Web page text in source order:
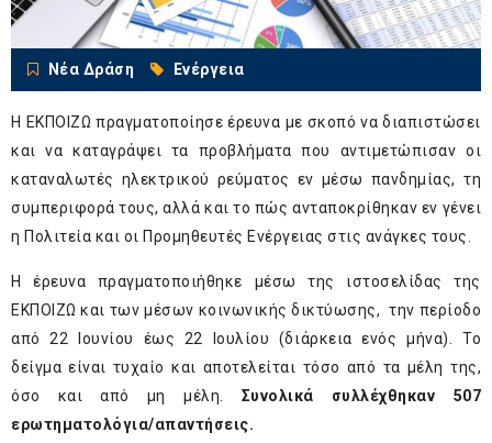
Νέα Δράση Ενέργεια
Η ΕΚΠΟΙΖΩ πραγματοποίησε έρευνα με σκοπό να διαπιστώσει
και να καταγράψει τα προβλήματα που αντιμετώπισαν οι
καταναλωτές ηλεκτρικού ρεύματος εν μέσω πανδημίας, τη
συμπεριφορά τους, αλλά και το πώς ανταποκρίθηκαν εν γένει
η Πολιτεία και οι Προμηθευτές Ενέργειας στις ανάγκες τους.
Η έρευνα πραγματοποιήθηκε μέσω της ιστοσελίδας της
ΕΚΠΟΙΖΩ και των μέσων κοινωνικής δικτύωσης, την περίοδο
από 22 Ιουνίου έως 22 Ιουλίου (διάρκεια ενός μήνα). Το
δείγμα είναι τυχαίο και αποτελείται τόσο από τα μέλη της,
όσο και από μη μέλη. Συνολικά συλλέχθηκαν 507
ερωτηματολόγια/απαντήσεις.